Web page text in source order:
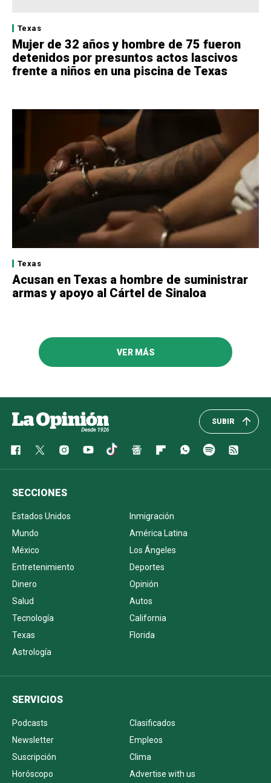
Texas
Mujer de 32 años y hombre de 75 fueron
detenidos por presuntos actos lascivos
frente a niños en una piscina de Texas
Texas
Acusan en Texas a hombre de suministrar
armas y apoyo al Cártel de Sinaloa
VER MÁS
SUBIR
SECCIONES
Estados Unidos
Inmigración
Mundo
América Latina
México
Los Ángeles
Entretenimiento
Deportes
Dinero
Opinión
Salud
Autos
Tecnología
California
Texas
Florida
Astrología
SERVICIOS
Podcasts
Clasificados
Newsletter
Empleos
Suscripción
Clima
Horóscopo
Advertise with us